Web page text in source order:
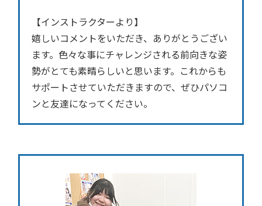
【インストラクターより】
嬉しいコメントをいただき、ありがとうござい
ます。色々な事にチャレンジされる前向きな姿
勢がとても素晴らしいと思います。これからも
サポートさせていただきますので、ぜひパソコ
ンと友達になってください。